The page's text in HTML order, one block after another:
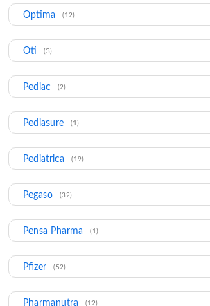
Optima (12)
Oti (3)
Pediac (2)
Pediasure (1)
Pediatrica (19)
Pegaso (32)
Pensa Pharma (1)
Pfizer (52)
Pharmanutra (12)